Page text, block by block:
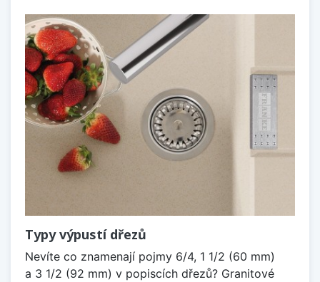
Typy výpustí dřezů
Nevíte co znamenají pojmy 6/4, 1 1/2 (60 mm)
a 3 1/2 (92 mm) v popiscích dřezů? Granitové